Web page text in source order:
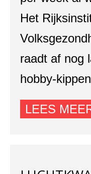
Het
raadt af nog
hobby-
LEES